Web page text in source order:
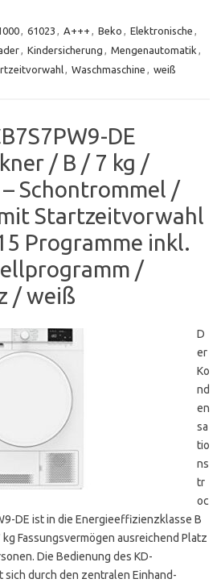
, 61023 , A+++ , Beko , Elektronische ,
, Kindersicherung , Mengenautomatik ,
, Waschmaschine , weiß
DE
/ B / 7 kg /
Schontrommel /
Startzeitvorwahl
Programme inkl.
/
/ weiß
D
er
Ko
nd
en
sa
tio
ns
tr
oc
DE ist in die Energieeffizienzklasse B
Fassungsvermögen ausreichend Platz
Die Bedienung des KD-
sich durch den zentralen Einhand-